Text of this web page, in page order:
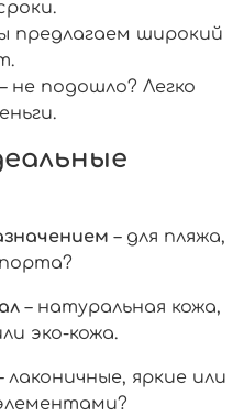
предлагаем широкий
– не подошло? Легко
– для пляжа,
– натуральная кожа,
эко-кожа.
лаконичные, яркие или